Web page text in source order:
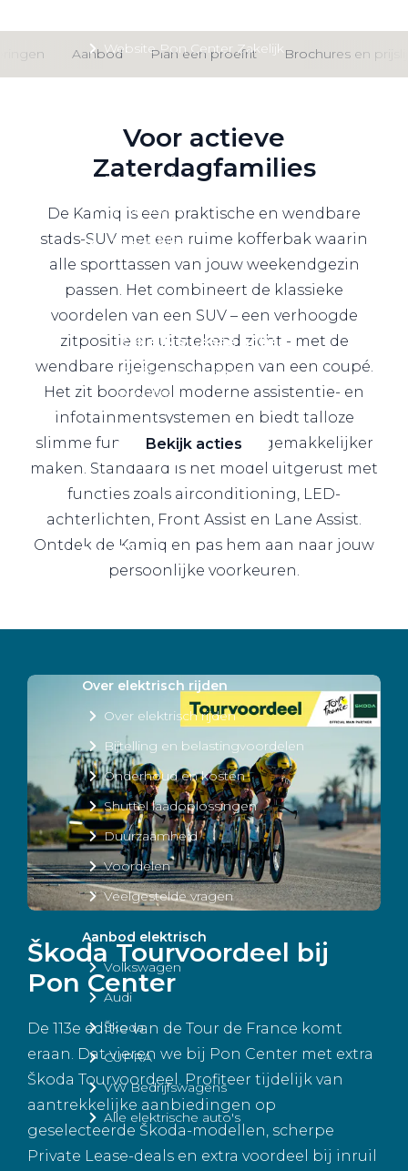
Website Pon Center Zakelijk
Leasevormen
Berijdersinfo
Lease acties
Lease a Bike
Zakelijke Lease acties
Profiteer van zakelijk
voordeel
Bekijk acties
Zakelijk
Over elektrisch rijden
Over elektrisch rijden
Bijtelling en belastingvoordelen
Onderhoud en kosten
Shuttel laadoplossingen
Duurzaamheid
Voordelen
Veelgestelde vragen
Aanbod elektrisch
Volkswagen
Audi
Škoda
CUPRA
VW Bedrijfswagens
Alle elektrische auto's
Aanbod Plan een proefrit Brochures en
Voor actieve
Zaterdagfamilies
De Kamiq is een praktische en wendbare
stads-SUV met een ruime kofferbak waarin
alle sporttassen van jouw weekendgezin
passen. Het combineert de klassieke
voordelen van een SUV – een verhoogde
zitpositie en uitstekend zicht - met de
wendbare rijeigenschappen van een coupé.
Het zit boordevol moderne assistentie- en
infotainmentsystemen en biedt talloze
slimme functies die het leven gemakkelijker
maken. Standaard is het model uitgerust met
functies zoals airconditioning, LED-
achterlichten, Front Assist en Lane Assist.
Ontdek de Kamiq en pas hem aan naar jouw
persoonlijke voorkeuren.
Škoda Tourvoordeel bij
Pon Center
De 113e editie van de Tour de France komt
eraan. Dat vieren we bij Pon Center met extra
Škoda Tourvoordeel. Profiteer tijdelijk van
aantrekkelijke aanbiedingen op
geselecteerde Škoda-modellen, scherpe
Private Lease-deals en extra voordeel bij inruil